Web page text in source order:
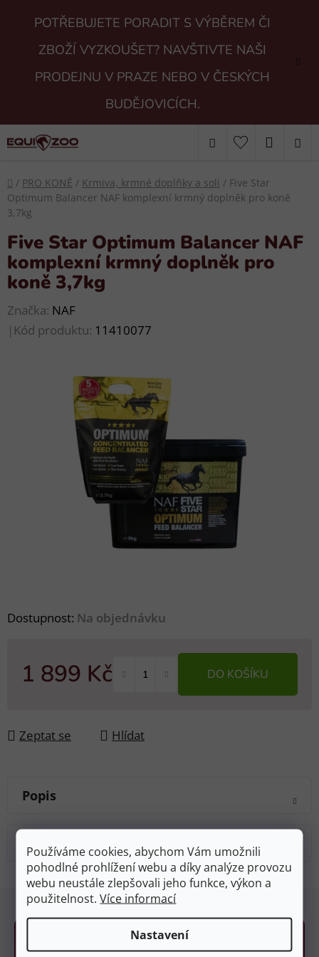
Používáme cookies, abychom Vám umožnili
pohodlné prohlížení webu a díky analýze provozu
webu neustále zlepšovali jeho funkce, výkon a
použitelnost.Více informací
Nastavení
POTŘEBUJETE PORADIT S VÝBĚREM ČI
ZBOŽÍ VYZKOUŠET? NAVŠTIVTE NAŠI
PRODEJNU V PRAZE NEBO V ČESKÝCH
BUDĚJOVICÍCH.
Hledat
Domů
/ PRO KONĚ / Krmiva, krmné doplňky a soli / Five Star
Optimum Balancer NAF komplexní krmný doplněk pro koně
3,7kg
Dostupnost: Na objednávku
1 899 Kč DO KOŠÍKU
Zeptat se Hlídat
Five Star Optimum Balancer NAF
komplexní krmný doplněk pro
koně 3,7kg
Značka: NAF
| Kód produktu: 11410077
Popis
Diskuze